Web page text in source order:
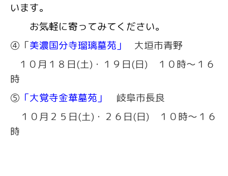
います。
お気軽に寄ってみてください。
④ 「美濃国分寺瑠璃墓苑」
大垣市青野
１０月１８日(土)・１９日(日) １０時～１６
時
⑤ 「大覚寺金華墓苑」
岐阜市長良
１０月２５日(土)・２６日(日) １０時～１６
時